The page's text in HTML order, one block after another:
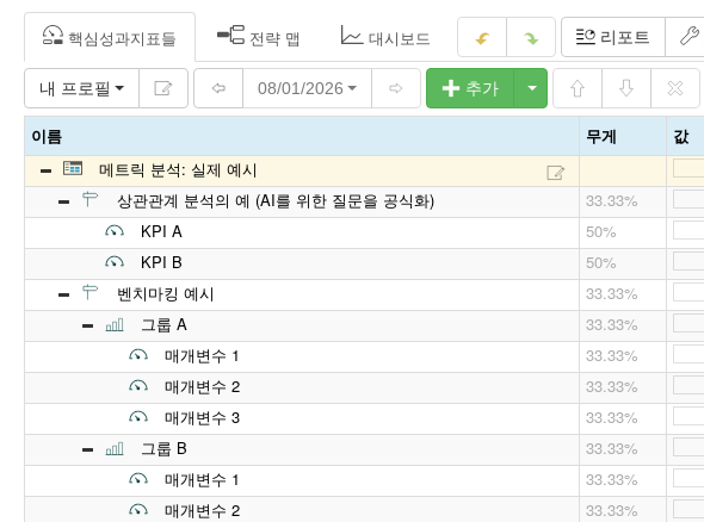
핵심성과지표들 전략 맵 대시보드 리포트
내 프로필 08/01/2026 추가
이름 무게 값
메트릭 분석: 실제 예시
상관관계 분석의 예 (AI를 위한 질문을 공식화)
33.33%
KPI A
50%
KPI B
50%
벤치마킹 예시
33.33%
그룹 A
33.33%
매개변수 1
33.33%
매개변수 2
33.33%
매개변수 3
33.33%
그룹 B
33.33%
매개변수 1
33.33%
매개변수 2
33.33%